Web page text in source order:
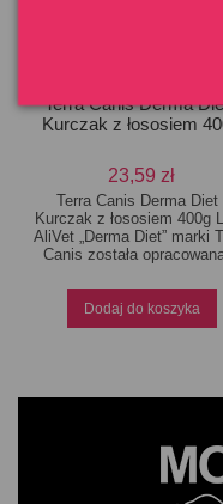
Terra Canis Derma
Kurczak z łososiem
23,59 zł
Terra Canis Derma Diet
Kurczak z łososiem 400g
AliVet „Derma Diet” marki
Canis została
Dodaj do koszyka